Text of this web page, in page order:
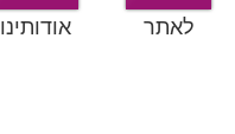
אודותינו לאתר